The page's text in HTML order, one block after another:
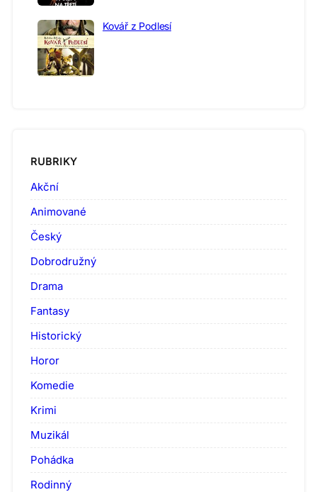
Kovář z Podlesí
RUBRIKY
Akční
Animované
Český
Dobrodružný
Drama
Fantasy
Historický
Horor
Komedie
Krimi
Muzikál
Pohádka
Rodinný